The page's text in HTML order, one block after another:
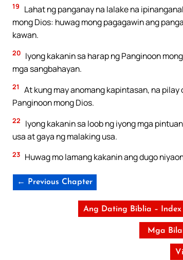
19
Lahat ng panganay na lalake na
mong Dios: huwag mong pagagawin ang
kawan.
20 Iyong kakanin sa harap ng Panginoon
mga sangbahayan.
21
At kung may anomang kapintasan, na
Panginoon mong Dios.
22
Iyong kakanin sa loob ng iyong mga
usa at gaya ng malaking usa.
23 Huwag mo lamang kakanin ang dugo
← Previous Chapter
Ang Dating Biblia – Index
Mga